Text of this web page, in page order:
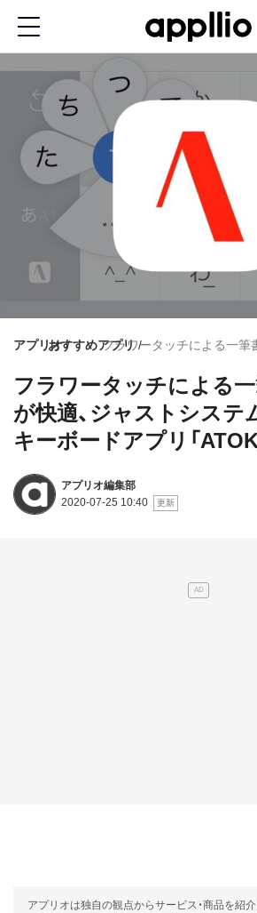
ン
アプリオおすすめアプリフラワータッチによる一筆
フラワータッチによる
が快適、ジャストシステ
キーボードアプリ「ATOK
アプリオ編集部
2020-07-25 10:40
アプリオは独自の観点からサービス・商品を紹